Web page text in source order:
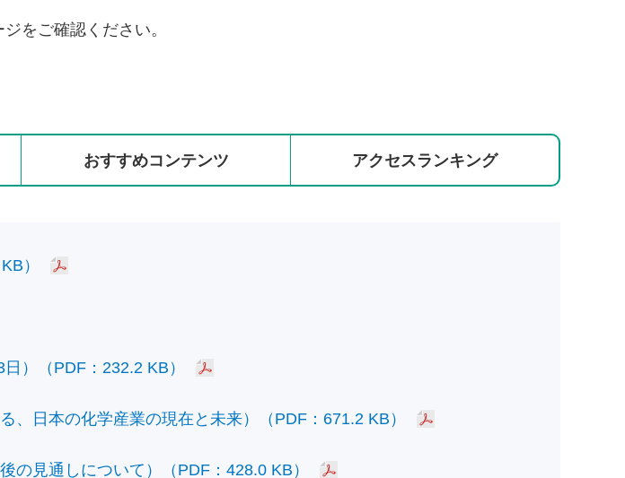
をご確認ください。
おすすめコンテンツ アクセスランキング
）
）（PDF：232.2 KB）
、日本の化学産業の現在と未来）（PDF：671.2 KB）
の見通しについて）（PDF：428.0 KB）